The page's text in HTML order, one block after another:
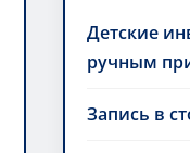
Детские
ручным
Запись в